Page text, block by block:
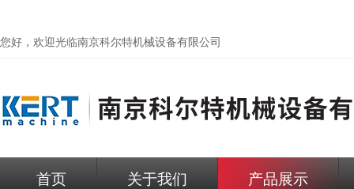
您好，欢迎光临南京科尔特机械设备有限公司
首页 关于我们 产品展示